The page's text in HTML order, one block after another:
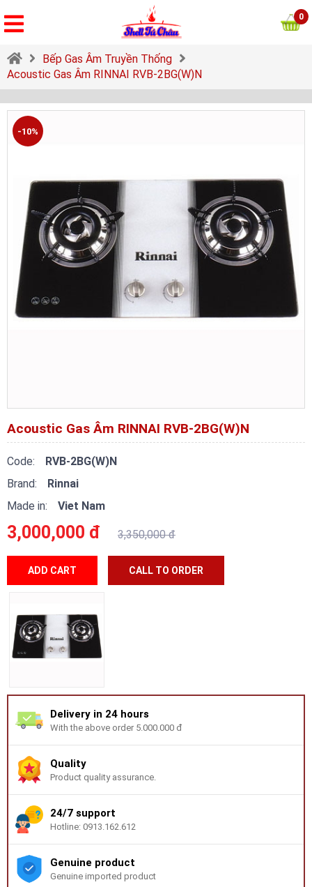
0
Bếp Gas Âm Truyền Thống
Acoustic Gas Âm RINNAI RVB-2BG(W)N
-10%
Acoustic Gas Âm RINNAI RVB-2BG(W)N
Code:
RVB-2BG(W)N
Brand:
Rinnai
Made in:
Viet Nam
3,000,000 đ 3,350,000 đ
ADD CART CALL TO ORDER
Delivery in 24 hours
With the above order 5.000.000 đ
Quality
Product quality assurance.
24/7 support
Hotline: 0913.162.612
Genuine product
Genuine imported product